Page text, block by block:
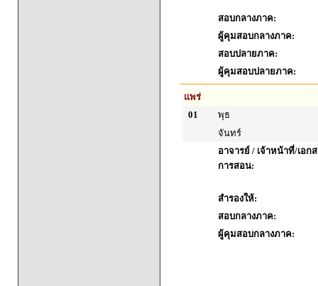
สอบกลางภาค:
ผู้คุมสอบกลางภาค:
สอบปลายภาค:
ผู้คุมสอบปลายภาค:
แพร่
01
พุธ
จันทร์
อาจารย์ / เจ้าหน้าที่/เอก
การสอน:
สำรองให้:
สอบกลางภาค:
ผู้คุมสอบกลางภาค: